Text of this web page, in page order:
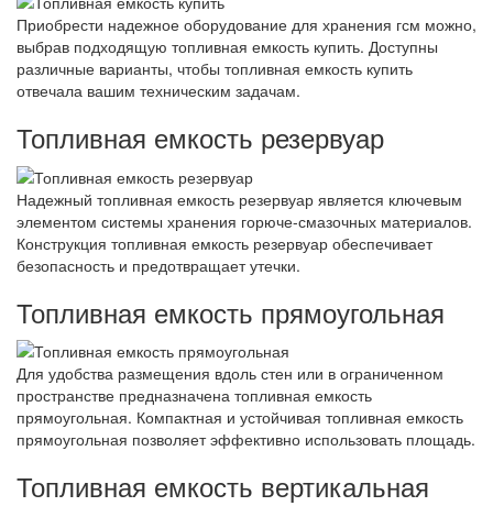
Приобрести надежное оборудование для хранения гсм можно,
выбрав подходящую топливная емкость купить. Доступны
различные варианты, чтобы топливная емкость купить
отвечала вашим техническим задачам.
Топливная емкость резервуар
Надежный топливная емкость резервуар является ключевым
элементом системы хранения горюче-смазочных материалов.
Конструкция топливная емкость резервуар обеспечивает
безопасность и предотвращает утечки.
Топливная емкость прямоугольная
Для удобства размещения вдоль стен или в ограниченном
пространстве предназначена топливная емкость
прямоугольная. Компактная и устойчивая топливная емкость
прямоугольная позволяет эффективно использовать площадь.
Топливная емкость вертикальная